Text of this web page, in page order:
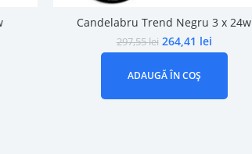
Candelabru Trend Negru 3 x 24w
297,55lei 264,41 lei
ADAUGĂ ÎN COȘ